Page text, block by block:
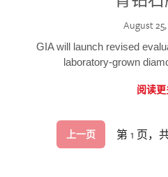
August
GIA will launch revised
laboratory-grown
阅读
上一页 第 1 页，